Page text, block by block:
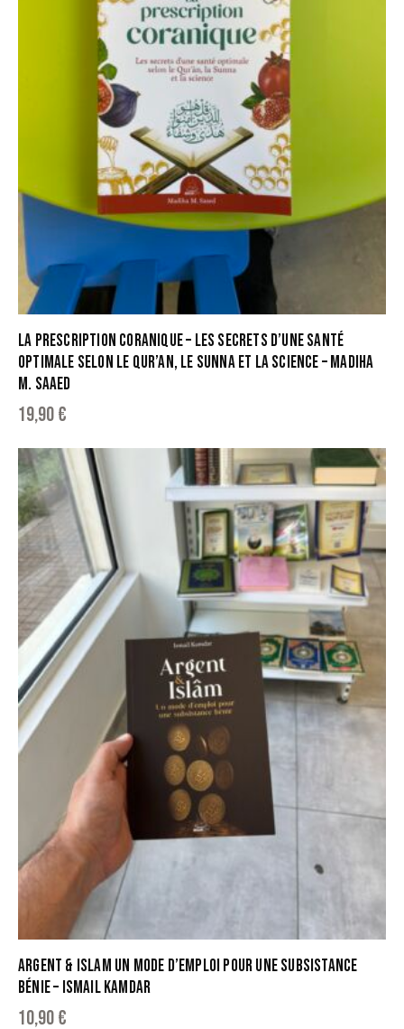
LA PRESCRIPTION CORANIQUE – LES SECRETS D’UNE SANTÉ
OPTIMALE SELON LE QUR’AN, LE SUNNA ET LA SCIENCE – MADIHA
M. SAAED
19,90€
ARGENT & ISLAM UN MODE D’EMPLOI POUR UNE SUBSISTANCE
BÉNIE – ISMAIL KAMDAR
10,90€